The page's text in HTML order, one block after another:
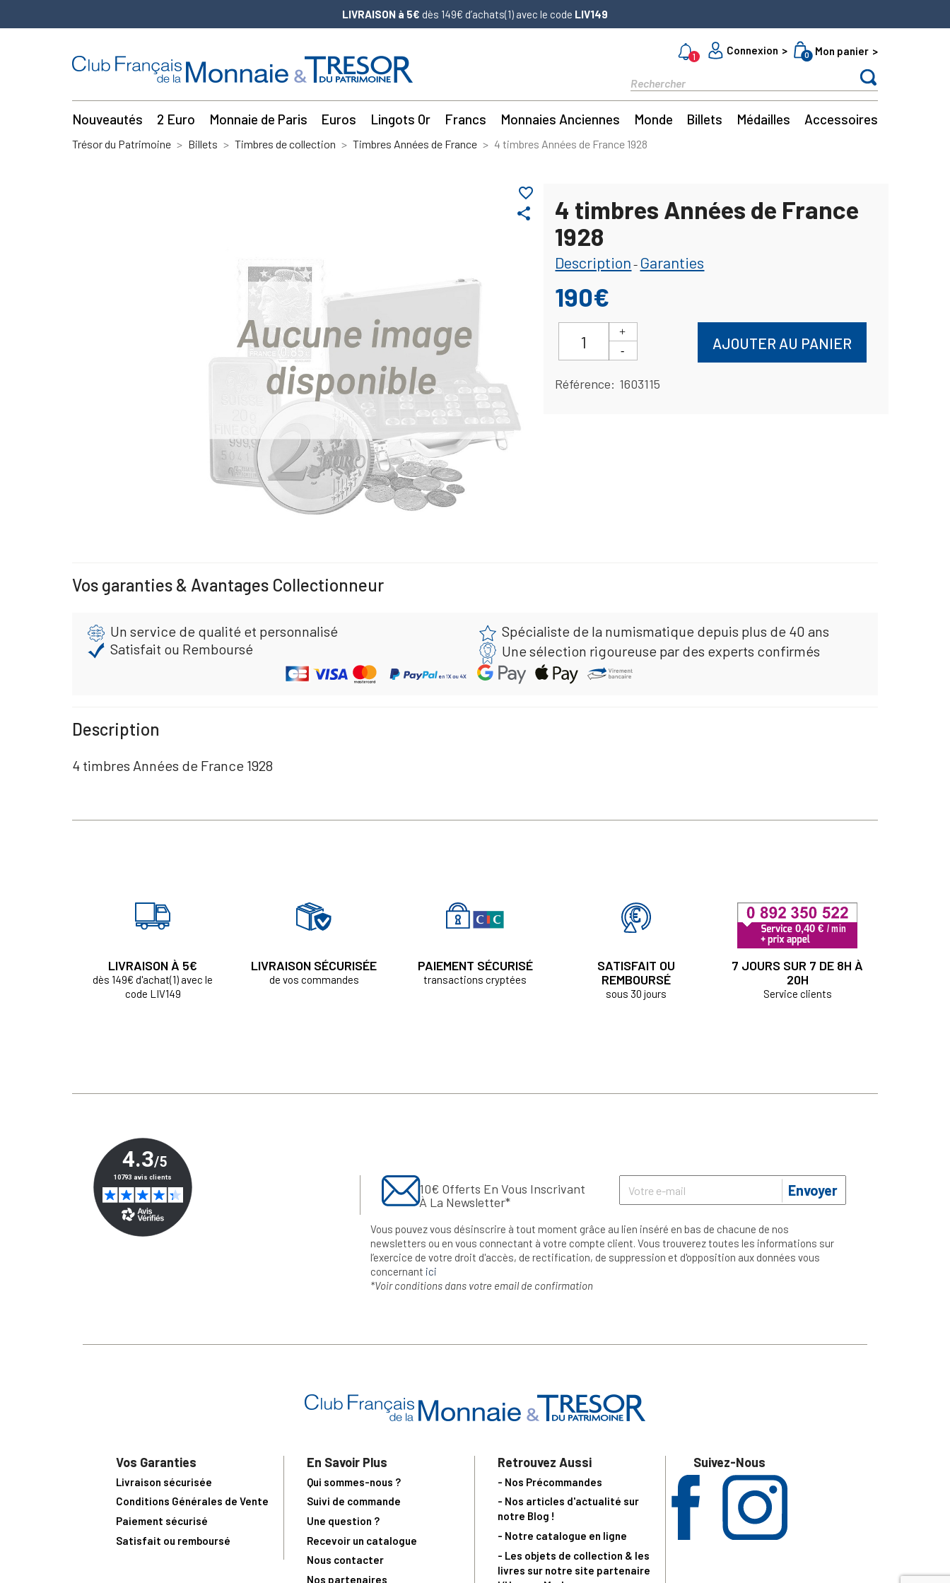
LIVRAISON à 5€ dès 149€ d’achats(1) avec le code LIV149
1
Connexion 0 Mon panier
Nouveautés 2 Euro Monnaie de Paris Euros Lingots Or Francs Monnaies Anciennes Monde Billets Médailles Accessoires
Trésor du Patrimoine Billets Timbres de collection Timbres Années de France 4 timbres Années de France 1928
share
favorite_border
4 timbres Années de France
1928
Description - Garanties
190€
AJOUTER AU PANIER
Référence 1603115
Vos garanties & Avantages Collectionneur
Un service de qualité et personnalisé
Spécialiste de la numismatique depuis plus de 40 ans
Satisfait ou Remboursé
Une sélection rigoureuse par des experts confirmés
Description
4 timbres Années de France 1928
LIVRAISON À 5€
dès 149€ d'achat(1) avec le
code LIV149
LIVRAISON SÉCURISÉE
de vos commandes
PAIEMENT SÉCURISÉ
transactions cryptées
SATISFAIT OU
REMBOURSÉ
sous 30 jours
7 JOURS SUR 7 DE 8H À
20H
Service clients
10€ Offerts En Vous Inscrivant
À La Newsletter*
Envoyer
Vous pouvez vous désinscrire à tout moment grâce au lien inséré en bas de chacune de nos
newsletters ou en vous connectant à votre compte client. Vous trouverez toutes les informations sur
l’exercice de votre droit d'accès, de rectification, de suppression et d'opposition aux données vous
concernant ici
*Voir conditions dans votre email de confirmation
Vos Garanties
Livraison sécurisée
Conditions Générales de Vente
Paiement sécurisé
Satisfait ou remboursé
En Savoir Plus
Qui sommes-nous ?
Suivi de commande
Une question ?
Recevoir un catalogue
Nous contacter
Nos partenaires
Retrouvez Aussi
- Nos Précommandes
- Nos articles d'actualité sur
notre Blog !
- Notre catalogue en ligne
- Les objets de collection & les
livres sur notre site partenaire
Suivez-Nous